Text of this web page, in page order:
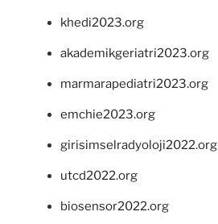
khedi2023.org
akademikgeriatri2023.org
marmarapediatri2023.org
emchie2023.org
girisimselradyoloji2022.org
utcd2022.org
biosensor2022.org